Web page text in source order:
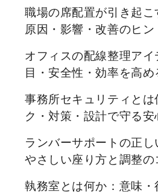
職場の席配置が引き起こ
原因・影響・改善のヒン
オフィスの配線整理アイ
目・安全性・効率を高め
事務所セキュリティとは
ク・対策・設計で守る安
ランバーサポートの正し
やさしい座り方と調整の
執務室とは何か：意味・